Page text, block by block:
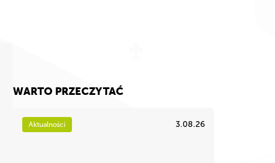
WARTO PRZECZYTAĆ
Aktualności 3.08.26